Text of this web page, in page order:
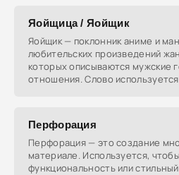
Яойщица / Яойщик
Яойщик — поклонник аниме и
любительских произведений
которых описываются мужские
отношения. Слово
Перфорация
Перфорация — это создание
материале. Используется,
функциональность или